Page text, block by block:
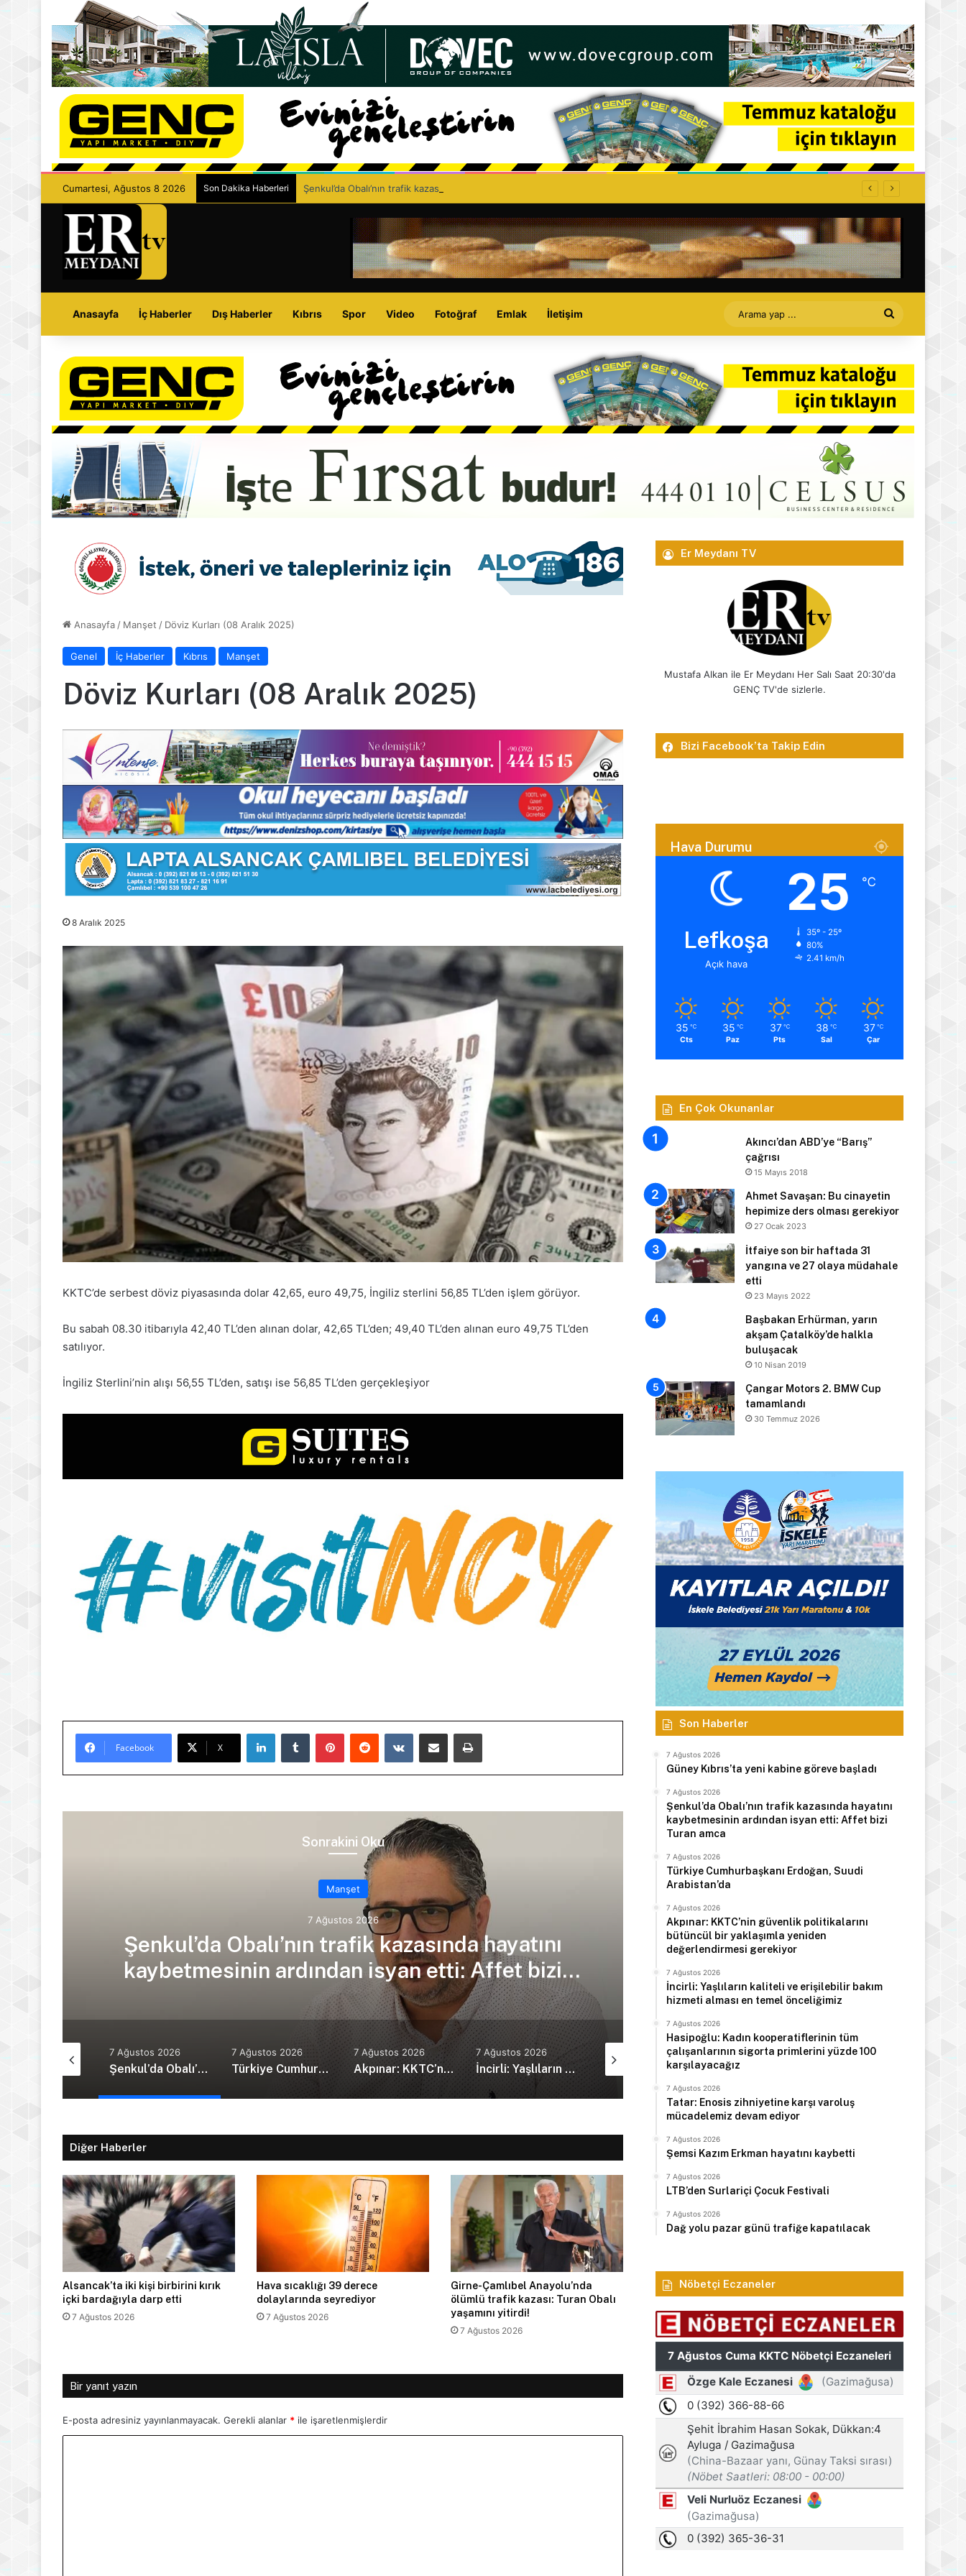
Cumartesi, Ağustos 8 2026 Son Dakika Haberleri Şenkul’da Obalı’nın trafik kazasında hayatını kaybetmesinin ardından isyan etti: Affet bizi Turan amca
Anasayfa İç Haberler Dış Haberler Kıbrıs Spor Video Fotoğraf Emlak İletişim
Arama
yap
...
Anasayfa / Manşet / Döviz Kurları (08 Aralık 2025)
Genel İç Haberler Kıbrıs Manşet
Döviz Kurları (08 Aralık 2025)
8 Aralık 2025
KKTC’de serbest döviz piyasasında dolar 42,65, euro 49,75, İngiliz sterlini 56,85 TL’den işlem görüyor.
Bu sabah 08.30 itibarıyla 42,40 TL’den alınan dolar, 42,65 TL’den; 49,40 TL’den alınan euro 49,75 TL’den
satılıyor.
İngiliz Sterlini’nin alışı 56,55 TL’den, satışı ise 56,85 TL’den gerçekleşiyor
Facebook X
LinkedInTumblr PinterestReddit VKontakteE-Posta ile paylaş Yazdır
Sonrakini Oku
Manşet
7 Ağustos 2026
Şenkul’da Obalı’nın trafik kazasında hayatını
kaybetmesinin ardından isyan etti: Affet bizi
Turan amca
Türkiye Cumhurbaşkanı
7 Ağustos 2026
Şenkul’da Obalı’nın trafik kazasında hayatını kaybetmesinin ardından isyan etti: Affet bizi Turan amca
7 Ağustos 2026
Türkiye Cumhurbaşkanı Erdoğan, Suudi Arabistan’da
7 Ağustos 2026
Akpınar: KKTC’nin güvenlik politikalarını bütüncül bir yaklaşımla yeniden değerlendirmesi gerekiyor
7 Ağustos 2026
İncirli: Yaşlıların kaliteli ve erişilebilir bakım hizmeti alması en temel önceliğimiz
7 Ağustos 2026
Hasipoğlu: Kadın kooperatiflerinin tüm çalışanlarının sigorta primlerini yüzde 100 karşılayacağız
7 Ağustos 2026 7 Ağustos 2026
Diğer Haberler
Alsancak’ta iki kişi birbirini kırık
içki bardağıyla darp etti
7 Ağustos 2026
Hava sıcaklığı 39 derece
dolaylarında seyrediyor
7 Ağustos 2026
Girne-Çamlıbel Anayolu’nda
ölümlü trafik kazası: Turan Obalı
yaşamını yitirdi!
7 Ağustos 2026
Bir yanıt yazın
E-posta adresiniz yayınlanmayacak. Gerekli alanlar * ile işaretlenmişlerdir
Er Meydanı TV
Mustafa Alkan ile Er Meydanı Her Salı Saat 20:30'da
GENÇ TV'de sizlerle.
Bizi Facebook’ta Takip Edin
Hava Durumu
Lefkoşa
Açık hava
25 ℃
35º - 25º
80%
2.41 km/h
35 ℃
Cts
35 ℃
Paz
37 ℃
Pts
38 ℃
Sal
37 ℃
Çar
En Çok Okunanlar
Akıncı’dan ABD’ye “Barış”
çağrısı
15 Mayıs 2018
Ahmet Savaşan: Bu cinayetin
hepimize ders olması gerekiyor
27 Ocak 2023
İtfaiye son bir haftada 31
yangına ve 27 olaya müdahale
etti
23 Mayıs 2022
Başbakan Erhürman, yarın
akşam Çatalköy’de halkla
buluşacak
10 Nisan 2019
Çangar Motors 2. BMW Cup
tamamlandı
30 Temmuz 2026
Son Haberler
7 Ağustos 2026
Güney Kıbrıs’ta yeni kabine göreve başladı
7 Ağustos 2026
Şenkul’da Obalı’nın trafik kazasında hayatını
kaybetmesinin ardından isyan etti: Affet bizi
Turan amca
7 Ağustos 2026
Türkiye Cumhurbaşkanı Erdoğan, Suudi
Arabistan’da
7 Ağustos 2026
Akpınar: KKTC’nin güvenlik politikalarını
bütüncül bir yaklaşımla yeniden
değerlendirmesi gerekiyor
7 Ağustos 2026
İncirli: Yaşlıların kaliteli ve erişilebilir bakım
hizmeti alması en temel önceliğimiz
7 Ağustos 2026
Hasipoğlu: Kadın kooperatiflerinin tüm
çalışanlarının sigorta primlerini yüzde 100
karşılayacağız
7 Ağustos 2026
Tatar: Enosis zihniyetine karşı varoluş
mücadelemiz devam ediyor
7 Ağustos 2026
Şemsi Kazım Erkman hayatını kaybetti
7 Ağustos 2026
LTB’den Surlariçi Çocuk Festivali
7 Ağustos 2026
Dağ yolu pazar günü trafiğe kapatılacak
Nöbetçi Eczaneler